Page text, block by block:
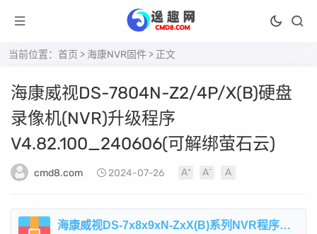
当前位置： 首页 > 海康NVR固件 > 正文
海康威视DS-7804N-Z2/4P/X(B)硬盘
录像机(NVR)升级程序
V4.82.100_240606(可解绑萤石云)
cmd8.com 2024-07-26
海康威视DS-7x8x9xN-ZxX(B)系列NVR程序升级包V4.82.100_240606(可解萤石云).zip